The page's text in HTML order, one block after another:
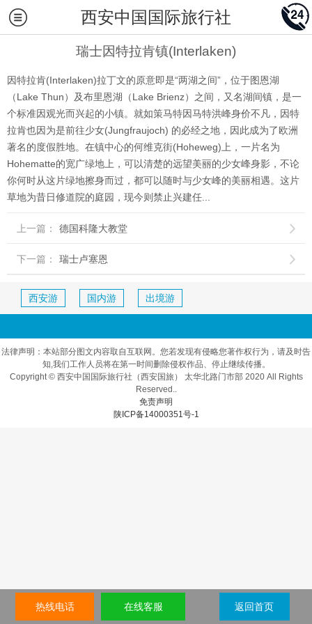
西安中国国际旅行社
瑞士因特拉肯镇(Interlaken)
因特拉肯(Interlaken)拉丁文的原意即是“两湖之间”，位于图恩湖
（Lake Thun）及布里恩湖（Lake Brienz）之间，又名湖间镇，是一
个标准因观光而兴起的小镇。就如策马特因马特洪峰身价不凡，因特
拉肯也因为是前往少女(Jungfraujoch) 的必经之地，因此成为了欧洲
著名的度假胜地。在镇中心的何维克街(Hoheweg)上，一片名为
Hohematte的宽广绿地上，可以清楚的远望美丽的少女峰身影，不论
你何时从这片绿地擦身而过，都可以随时与少女峰的美丽相遇。这片
草地为昔日修道院的庭园，现今则禁止兴建任...
上一篇： 德国科隆大教堂 
下一篇： 瑞士卢塞恩 
西安游 国内游 出境游
法律声明：本站部分图文内容取自互联网。您若发现有侵略您著作权行为，请及时告
知,我们工作人员将在第一时间删除侵权作品、停止继续传播。
Copyright © 西安中国国际旅行社（西安国旅） 太华北路门市部 2020 All Rights
Reserved..
免责声明
陕ICP备14000351号-1
热线电话 在线客服 返回首页